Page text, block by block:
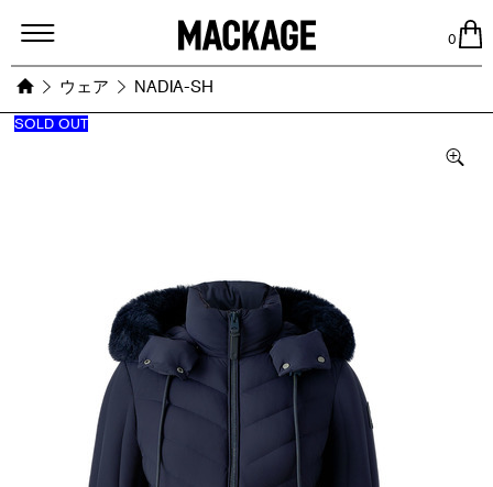
MACKAGE
0
ウェア NADIA-SH
SOLD OUT